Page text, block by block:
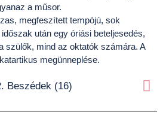
a műsor.
megfeszített tempójú, sok
után egy óriási beteljesedés,
szülők, mind az oktatók számára. A
megünneplése.